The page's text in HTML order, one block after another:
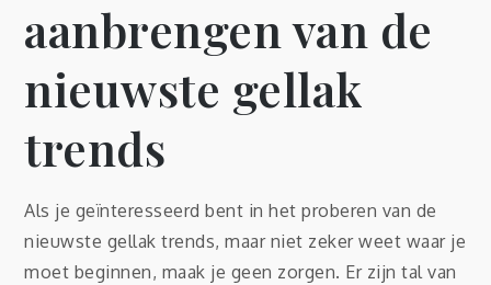
aanbrengen van de
nieuwste gellak
trends
Als je geïnteresseerd bent in het proberen van de
nieuwste gellak trends, maar niet zeker weet waar je
moet beginnen, maak je geen zorgen. Er zijn tal van